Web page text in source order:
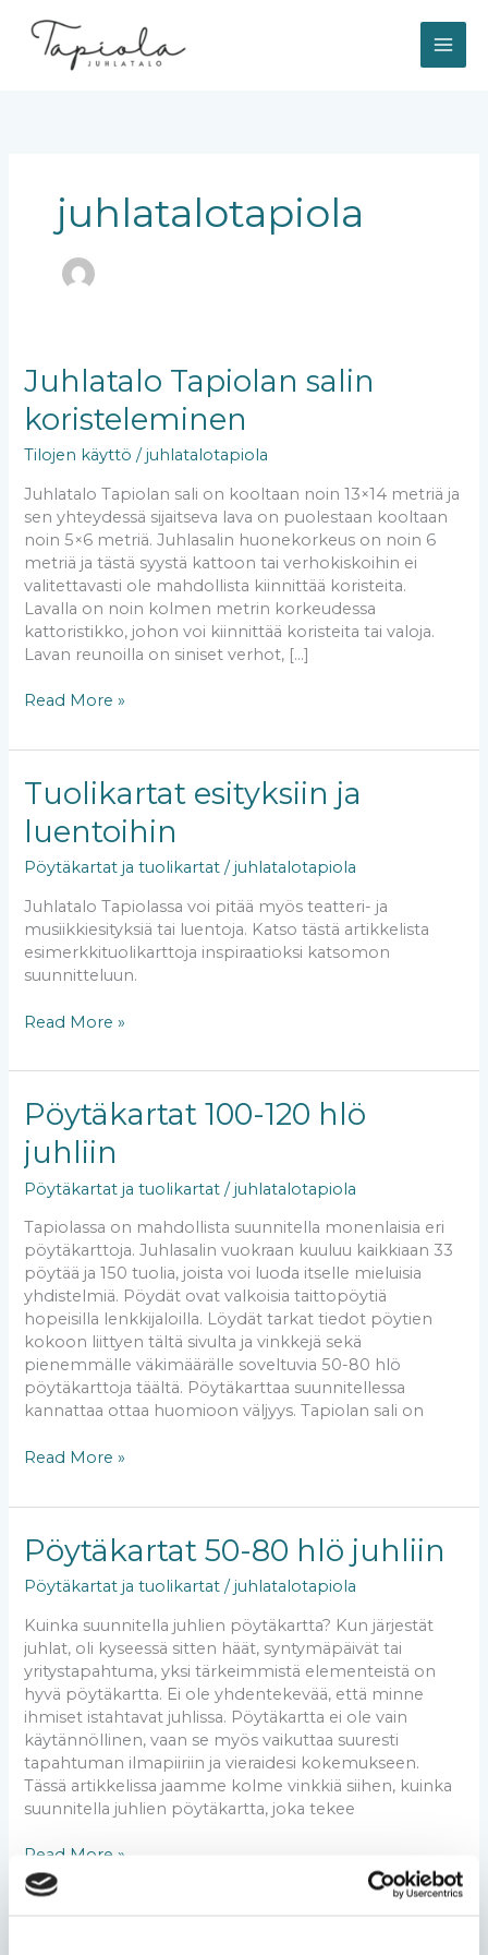
sisältöön
juhlatalotapiola
Juhlatalo Tapiolan salin
koristeleminen
Tilojen käyttö /juhlatalotapiola
Juhlatalo Tapiolan sali on kooltaan noin 13×14 metriä ja
sen yhteydessä sijaitseva lava on puolestaan kooltaan
noin 5×6 metriä. Juhlasalin huonekorkeus on noin 6
metriä ja tästä syystä kattoon tai verhokiskoihin ei
valitettavasti ole mahdollista kiinnittää koristeita.
Lavalla on noin kolmen metrin korkeudessa
kattoristikko, johon voi kiinnittää koristeita tai valoja.
Lavan reunoilla on siniset verhot, […]
Juhlatalo
Tapiolan
salin
Read More »
Tuolikartat esityksiin ja
luentoihin
Pöytäkartat ja tuolikartat /juhlatalotapiola
Juhlatalo Tapiolassa voi pitää myös teatteri- ja
musiikkiesityksiä tai luentoja. Katso tästä artikkelista
esimerkkituolikarttoja inspiraatioksi katsomon
suunnitteluun.
Tuolikartat
esityksiin
Read More »
Pöytäkartat 100-120 hlö
juhliin
Pöytäkartat ja tuolikartat /juhlatalotapiola
Tapiolassa on mahdollista suunnitella monenlaisia eri
pöytäkarttoja. Juhlasalin vuokraan kuuluu kaikkiaan 33
pöytää ja 150 tuolia, joista voi luoda itselle mieluisia
yhdistelmiä. Pöydät ovat valkoisia taittopöytiä
hopeisilla lenkkijaloilla. Löydät tarkat tiedot pöytien
kokoon liittyen tältä sivulta ja vinkkejä sekä
pienemmälle väkimäärälle soveltuvia 50-80 hlö
pöytäkarttoja täältä. Pöytäkarttaa suunnitellessa
kannattaa ottaa huomioon väljyys. Tapiolan sali on
Pöytäkartat
100-
120
hlö
juhliin
Read More »
Pöytäkartat 50-80 hlö juhliin
Pöytäkartat ja tuolikartat /juhlatalotapiola
Kuinka suunnitella juhlien pöytäkartta? Kun järjestät
juhlat, oli kyseessä sitten häät, syntymäpäivät tai
yritystapahtuma, yksi tärkeimmistä elementeistä on
hyvä pöytäkartta. Ei ole yhdentekevää, että minne
ihmiset istahtavat juhlissa. Pöytäkartta ei ole vain
käytännöllinen, vaan se myös vaikuttaa suuresti
tapahtuman ilmapiiriin ja vieraidesi kokemukseen.
Tässä artikkelissa jaamme kolme vinkkiä siihen, kuinka
suunnitella juhlien pöytäkartta, joka tekee
Pöytäkartat
50-
80
juhliin
Read More »